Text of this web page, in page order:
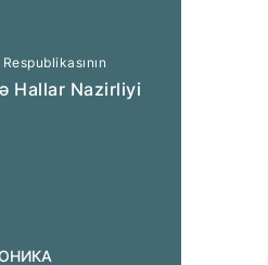
Hallar Nazirliyi